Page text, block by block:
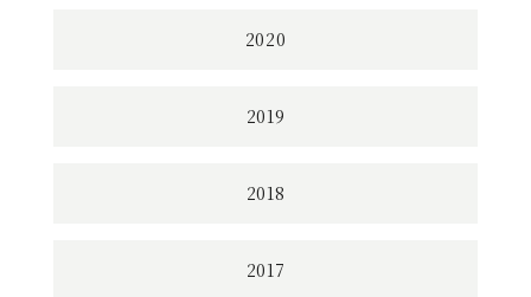
2020
2019
2018
2017